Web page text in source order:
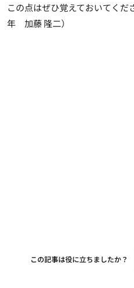
この点はぜひ覚えておいてく
年 加藤 隆二）
この記事は役に立ちましたか？